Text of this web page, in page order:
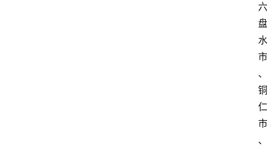
六
盘
水
市
、
铜
仁
市
、